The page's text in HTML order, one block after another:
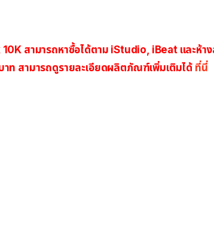
สามารถหาซื้อได้ตาม iStudio, iBeat และห้าง
ท สามารถดูรายละเอียดผลิตภัณฑ์เพิ่มเติมได้ ที่นี่